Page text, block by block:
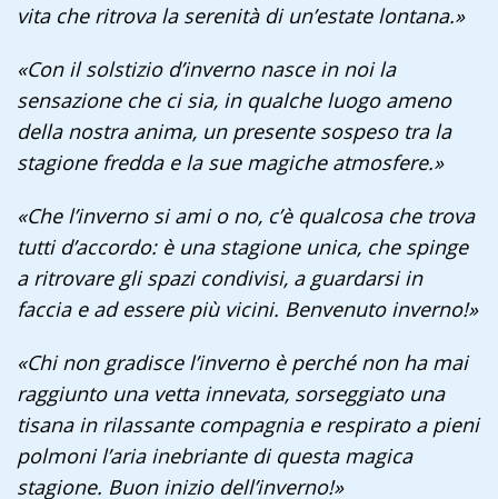
vita che ritrova la serenità di un’estate lontana.»
«Con il solstizio d’inverno nasce in noi la
sensazione che ci sia, in qualche luogo ameno
della nostra anima, un presente sospeso tra la
stagione fredda e la sue magiche atmosfere.»
«Che l’inverno si ami o no, c’è qualcosa che trova
tutti d’accordo: è una stagione unica, che spinge
a ritrovare gli spazi condivisi, a guardarsi in
faccia e ad essere più vicini. Benvenuto inverno!»
«Chi non gradisce l’inverno è perché non ha mai
raggiunto una vetta innevata, sorseggiato una
tisana in rilassante compagnia e respirato a pieni
polmoni l’aria inebriante di questa magica
stagione. Buon inizio dell’inverno!»